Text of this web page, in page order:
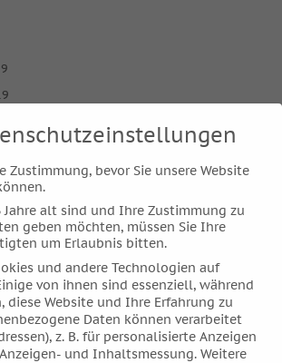
Zustimmung, bevor Sie unsere Website
Jahre alt sind und Ihre Zustimmung zu
geben möchten, müssen Sie Ihre
um Erlaubnis bitten.
und andere Technologien auf
von ihnen sind essenziell, während
diese Website und Ihre Erfahrung zu
Daten können verarbeitet
z. B. für personalisierte Anzeigen
und Inhaltsmessung. Weitere